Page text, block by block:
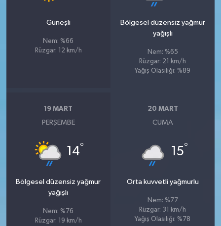
Güneşli
Nem: %66
Rüzgar: 12 km/h
Bölgesel düzensiz yağmur
yağışlı
Nem: %65
Rüzgar: 21 km/h
Yağış Olasılığı: %89
19 MART
PERŞEMBE
14°
Bölgesel düzensiz yağmur
yağışlı
Nem: %76
Rüzgar: 19 km/h
20 MART
CUMA
15°
Orta kuvvetli yağmurlu
Nem: %77
Rüzgar: 31 km/h
Yağış Olasılığı: %78